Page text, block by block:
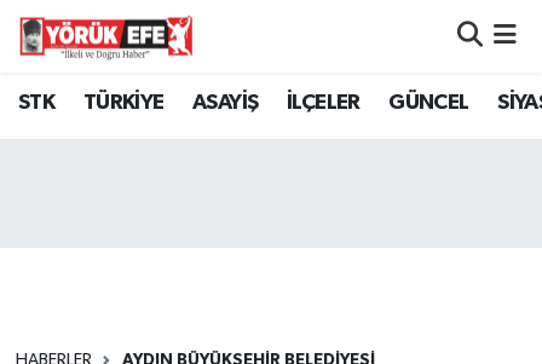
STK TÜRKİYE ASAYİŞ İLÇELER GÜNCEL
Aydın Nöbetçi Eczaneler